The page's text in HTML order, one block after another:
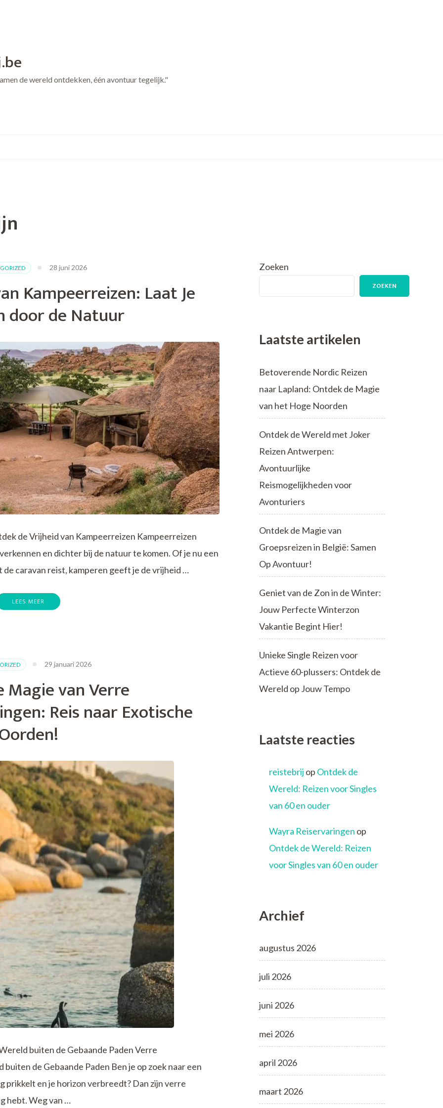
de wereld ontdekken, één avontuur tegelijk."
28 juni 2026
Kampeerreizen: Laat Je
door de Natuur
de Vrijheid van Kampeerreizen Kampeerreizen
en dichter bij de natuur te komen. Of je nu een
caravan reist, kamperen geeft je de vrijheid …
LEES MEER
29 januari 2026
Magie van Verre
Reis naar Exotische
buiten de Gebaande Paden Verre
de Gebaande Paden Ben je op zoek naar een
prikkelt en je horizon verbreedt? Dan zijn verre
hebt. Weg van …
Zoeken
ZOEKEN
Laatste artikelen
Betoverende Nordic Reizen
naar Lapland: Ontdek de Magie
van het Hoge Noorden
Ontdek de Wereld met Joker
Reizen Antwerpen:
Avontuurlijke
Reismogelijkheden voor
Avonturiers
Ontdek de Magie van
Groepsreizen in België: Samen
Op Avontuur!
Geniet van de Zon in de Winter:
Jouw Perfecte Winterzon
Vakantie Begint Hier!
Unieke Single Reizen voor
Actieve 60-plussers: Ontdek de
Wereld op Jouw Tempo
Laatste reacties
reistebrij op Ontdek de
Wereld: Reizen voor Singles
van 60 en ouder
Wayra Reiservaringen op
Ontdek de Wereld: Reizen
voor Singles van 60 en ouder
Archief
augustus 2026
juli 2026
juni 2026
mei 2026
april 2026
maart 2026